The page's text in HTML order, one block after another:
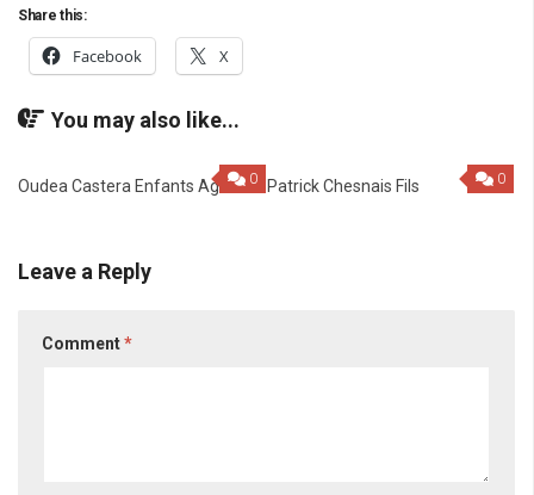
Share this:
Facebook X
You may also like...
0
Oudea Castera Enfants Age 0
Patrick Chesnais Fils
Leave a Reply
Comment*